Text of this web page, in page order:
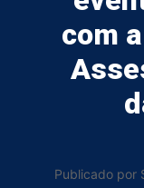
com
Publicado por